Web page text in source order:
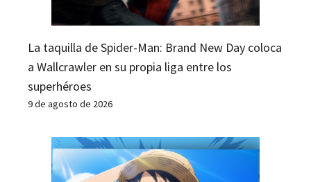
La taquilla de Spider-Man: Brand New Day coloca
a Wallcrawler en su propia liga entre los
superhéroes
9 de agosto de 2026